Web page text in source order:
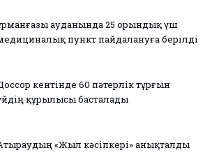
ауданында 25 орындық үш
пункт пайдалануға берілді
кентінде 60 пәтерлік тұрғын
құрылысы басталады
«Жыл кәсіпкері» анықталды